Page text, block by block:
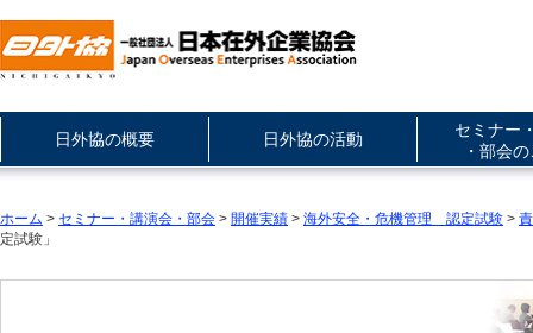
日外協の概要 日外協の活動
セミナー
・部会
ホーム > セミナー・講演会・部会 > 開催実績 > 海外安全・危機管理 認定試験 >
定試験」